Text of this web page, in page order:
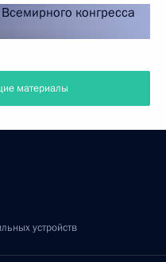
материалы
устройств